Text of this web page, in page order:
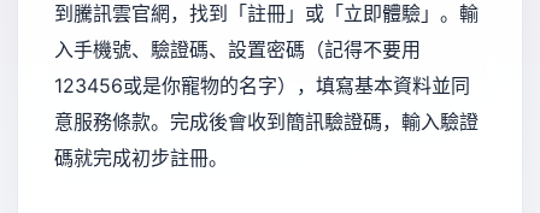
到騰訊雲官網，找到「註冊」或「立即體驗」。輸
入手機號、驗證碼、設置密碼（記得不要用
123456或是你寵物的名字），填寫基本資料並同
意服務條款。完成後會收到簡訊驗證碼，輸入驗證
碼就完成初步註冊。